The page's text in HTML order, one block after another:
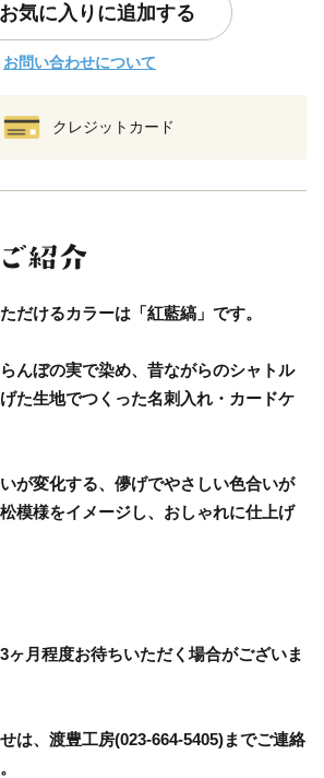
お気に入りに追加する
お問い合わせについて
クレジットカード
だけるカラーは「紅藍縞」です。
んぼの実で染め、昔ながらのシャトル
た生地でつくった名刺入れ・カードケ
が変化する、儚げでやさしい色合いが
模様をイメージし、おしゃれに仕上げ
月程度お待ちいただく場合がございま
は、渡豊工房(023-664-5405)までご連絡